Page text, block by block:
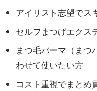
アイリスト志望でス
セルフまつげエクス
まつ毛パーマ（まつ
わせて使いたい方
コスト重視でまとめ